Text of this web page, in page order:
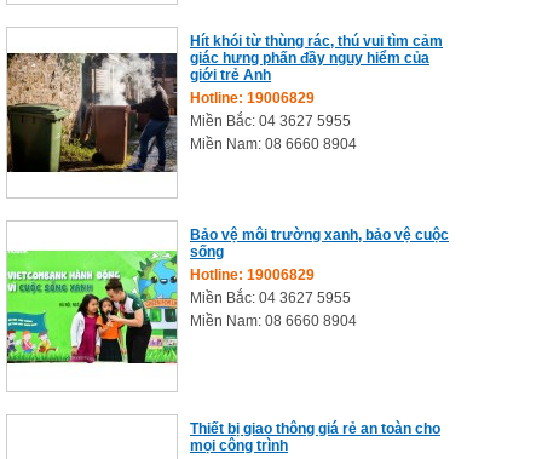
Hít khói từ thùng rác, thú vui tìm cảm
giác hưng phấn đầy nguy hiểm của
giới trẻ Anh
Hotline: 19006829
Miền Bắc: 04 3627 5955
Miền Nam: 08 6660 8904
Bảo vệ môi trường xanh, bảo vệ cuộc
sống
Hotline: 19006829
Miền Bắc: 04 3627 5955
Miền Nam: 08 6660 8904
Thiết bị giao thông giá rẻ an toàn cho
mọi công trình